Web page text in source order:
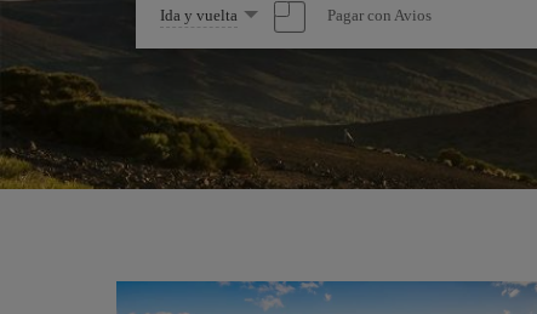
Seleccione
una
opción
Ida y vuelta Pagar con Avios